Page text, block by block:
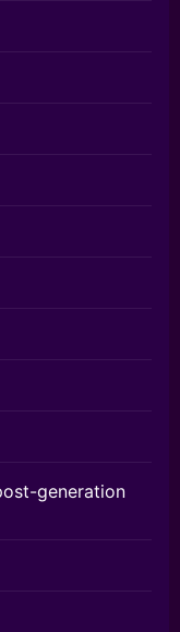
generation